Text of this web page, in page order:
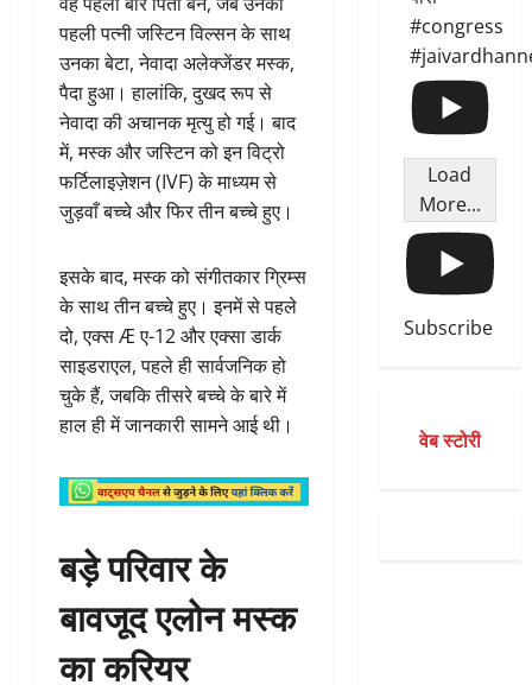
पहली पत्नी जस्टिन विल्सन के साथ
उनका बेटा, नेवादा अलेक्जेंडर मस्क,
पैदा हुआ। हालांकि, दुखद रूप से
नेवादा की अचानक मृत्यु हो गई। बाद
में, मस्क और जस्टिन को इन विट्रो
फर्टिलाइज़ेशन (IVF) के माध्यम से
जुड़वाँ बच्चे और फिर तीन बच्चे हुए।
इसके बाद, मस्क को संगीतकार ग्रिम्स
के साथ तीन बच्चे हुए। इनमें से पहले
दो, एक्स Æ ए-12 और एक्सा डार्क
साइडराएल, पहले ही सार्वजनिक हो
चुके हैं, जबकि तीसरे बच्चे के बारे में
हाल ही में जानकारी सामने आई थी।
बड़े परिवार के
बावजूद एलोन मस्क
का करियर
#congress
Load
More...
Subscribe
वेब स्टोरी